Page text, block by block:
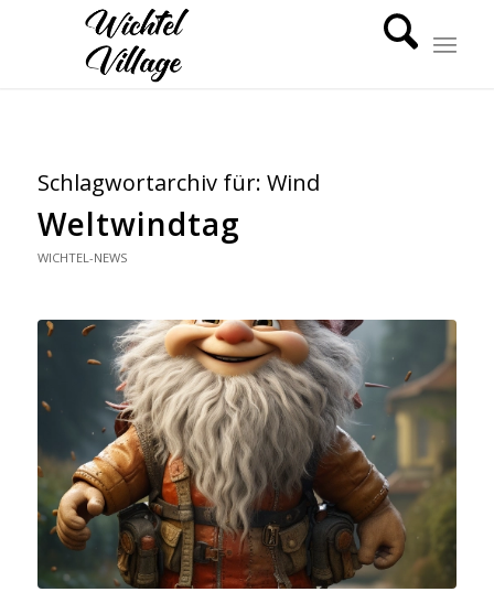
Schlagwortarchiv für: Wind
Weltwindtag
WICHTEL-NEWS